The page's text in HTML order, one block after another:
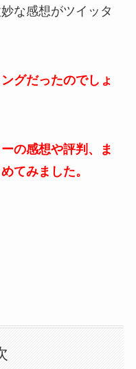
な感想がツイッタ
グだったのでしょ
の感想や評判、ま
てみました。